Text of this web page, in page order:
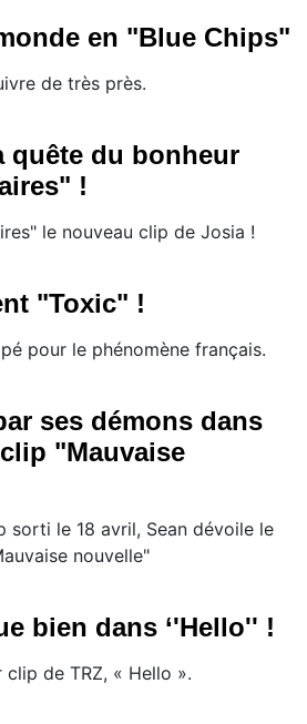
en "Blue Chips"
de très près.
quête du bonheur
!
le nouveau clip de Josia !
"Toxic" !
pour le phénomène français.
ses démons dans
"Mauvaise
sorti le 18 avril, Sean dévoile le
nouvelle"
bien dans ‘'Hello'' !
de TRZ, « Hello ».